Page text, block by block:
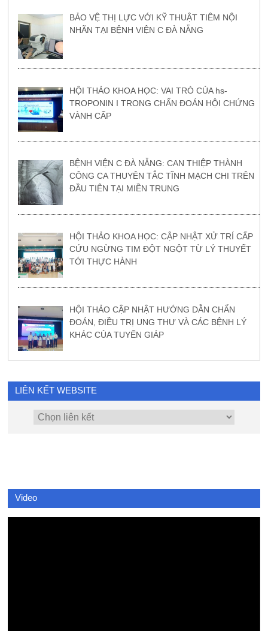
BẢO VỆ THỊ LỰC VỚI KỸ THUẬT TIÊM NỘI
NHÃN TẠI BỆNH VIỆN C ĐÀ NẴNG
HỘI THẢO KHOA HỌC: VAI TRÒ CỦA hs-
TROPONIN I TRONG CHẨN ĐOÁN HỘI CHỨNG
VÀNH CẤP
BỆNH VIỆN C ĐÀ NẴNG: CAN THIỆP THÀNH
CÔNG CA THUYÊN TẮC TĨNH MẠCH CHI TRÊN
ĐẦU TIÊN TẠI MIỀN TRUNG
HỘI THẢO KHOA HỌC: CẬP NHẬT XỬ TRÍ CẤP
CỨU NGỪNG TIM ĐỘT NGỘT TỪ LÝ THUYẾT
TỚI THỰC HÀNH
HỘI THẢO CẬP NHẬT HƯỚNG DẪN CHẨN
ĐOÁN, ĐIỀU TRỊ UNG THƯ VÀ CÁC BỆNH LÝ
KHÁC CỦA TUYẾN GIÁP
LIÊN KẾT WEBSITE
Video